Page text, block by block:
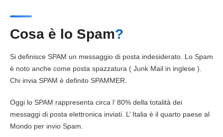
Cosa è lo Spam?
Si definisce SPAM un messaggio di posta indesiderato. Lo Spam
è noto anche come posta spazzatura ( Junk Mail in inglese ).
Chi invia SPAM è definito SPAMMER.
Oggi lo SPAM rappresenta circa l’ 80% della totalità dei
messaggi di posta elettronica inviati. L’ Italia è il quarto paese al
Mondo per invio Spam.